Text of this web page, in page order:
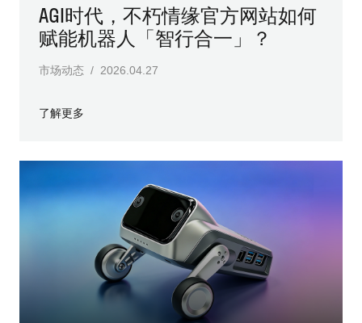
AGI时代，不朽情缘官方网站如何
赋能机器人「智行合一」？
市场动态 / 2026.04.27
了解更多